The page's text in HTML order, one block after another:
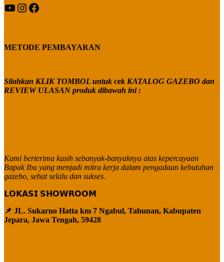
YouTube
Instagram
Facebook
METODE PEMBAYARAN
Silahkan KLIK TOMBOL untuk cek KATALOG GAZEBO dan
REVIEW ULASAN produk dibawah ini :
Kami berterima kasih sebanyak-banyaknya atas kepercayaan
Bapak Ibu yang menjadi mitra kerja dalam pengadaan kebutuhan
gazebo, sehat selalu dan sukses.
𝗟𝗢𝗞𝗔𝗦𝗜 𝗦𝗛𝗢𝗪𝗥𝗢𝗢𝗠
📌 JL. Sukarno Hatta km 7 Ngabul, Tahunan, Kabupaten
Jepara, Jawa Tengah, 59428